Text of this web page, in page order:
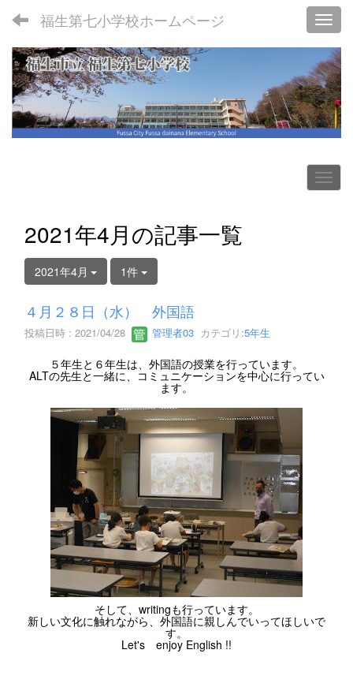
福生第七小学校ホームページ
2021年4月の記事一覧
2021年4月 1件
４月２８日（水） 外国語
投稿日時 : 2021/04/28 管理者03 カテゴリ:5年生
５年生と６年生は、外国語の授業を行っています。
ALTの先生と一緒に、コミュニケーションを中心に行ってい
ます。
そして、writingも行っています。
新しい文化に触れながら、外国語に親しんでいってほしいで
す。
Let's enjoy English !!